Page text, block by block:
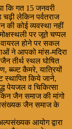
कि गत 15 जनवरी
चढ़ी लेकिन पर्वतराज
की कोई व्यवस्था नहीं
पर जूते चप्पल
होने पर सकल
ने आपको मांस-मदिरा
तीर्थ स्थल घोषित
ब्ब्ज्ट कैमरे, यात्रियों
स्थापित किये जाने,
पेयजल व चिकित्सा
जैन समाज की मांगो
जैन समाज के
आयोग द्वारा